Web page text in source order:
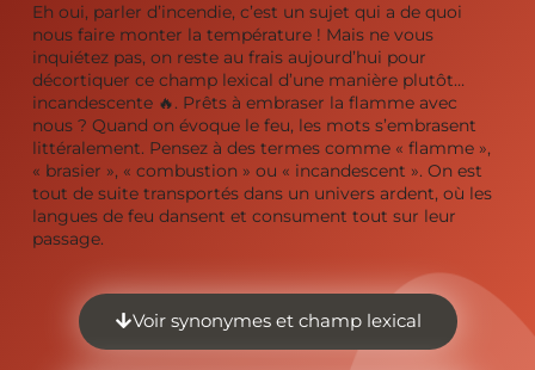
Eh oui, parler d’incendie, c’est un sujet qui a de quoi
nous faire monter la température ! Mais ne vous
inquiétez pas, on reste au frais aujourd’hui pour
décortiquer ce champ lexical d’une manière plutôt…
incandescente 🔥. Prêts à embraser la flamme avec
nous ? Quand on évoque le feu, les mots s’embrasent
littéralement. Pensez à des termes comme « flamme »,
« brasier », « combustion » ou « incandescent ». On est
tout de suite transportés dans un univers ardent, où les
langues de feu dansent et consument tout sur leur
passage.
Voir synonymes et champ lexical